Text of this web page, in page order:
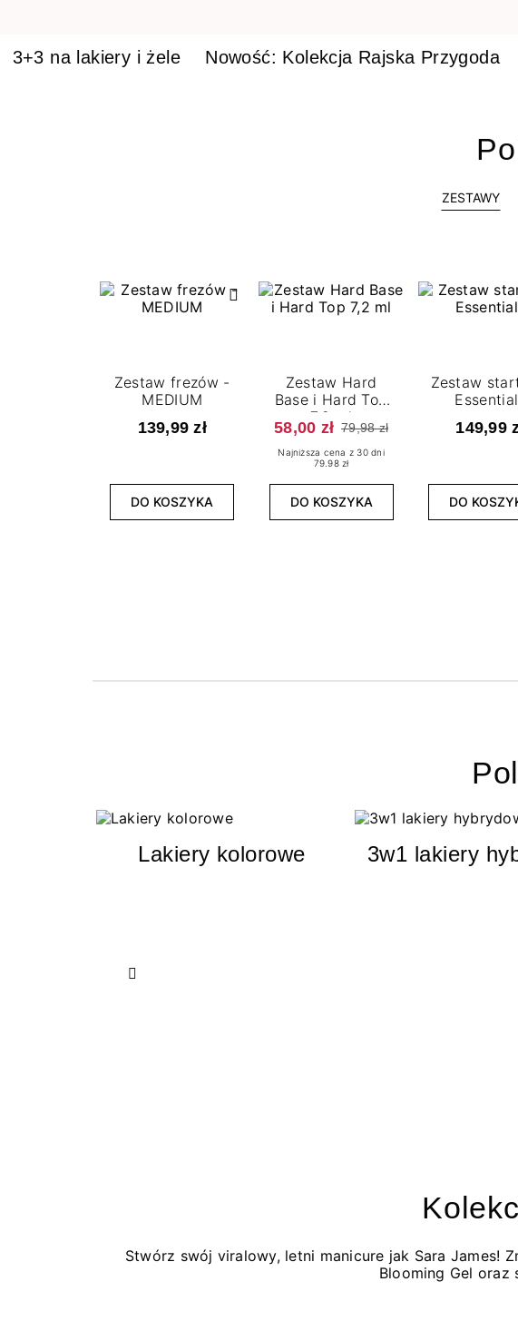
3+3 na lakiery i żele Nowość: Kolekcja Rajska Przygoda
ZESTAWY
Zestaw frezów -
MEDIUM
139,99 zł
DO KOSZYKA
Zestaw Hard
Base i Hard Top
7,2 ml
58,00 zł 79,98 zł
Najniższa cena z 30 dni
79.98 zł
DO KOSZYKA
Zestaw
149,99
DO
Lakiery kolorowe 3w1 lakiery
Stwórz swój viralowy, letni manicure jak Sara James!
Blooming Gel oraz